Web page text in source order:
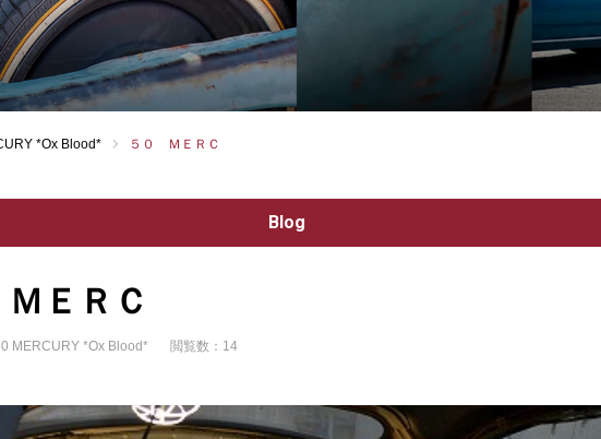
*Ox Blood* ５０ ＭＥＲＣ
Blog
ＥＲＣ
MERCURY *Ox Blood* 閲覧数：14